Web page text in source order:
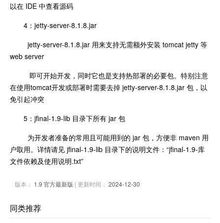
以在 IDE 中查看源码
4：jetty-server-8.1.8.jar
jetty-server-8.1.8.jar 用来支持无需额外安装 tomcat jetty 等
web server
即可开始开发，同时它也是支持热部署的必要包。特别注意
在使用tomcat开发或部署时需要去掉 jetty-server-8.1.8.jar 包，以
免引起冲突
5：jfinal-1.9-lib 目录下所有 jar 包
为开发者准备的常用且可能用到的 jar 包，方便非 maven 用
户取用。详情请见 jfinal-1.9-lib 目录下的说明文件：“jfinal-1.9-库
文件依赖及使用说明.txt”
版本： 1.9 官方最新版 | 更新时间： 2024-12-30
同类推荐